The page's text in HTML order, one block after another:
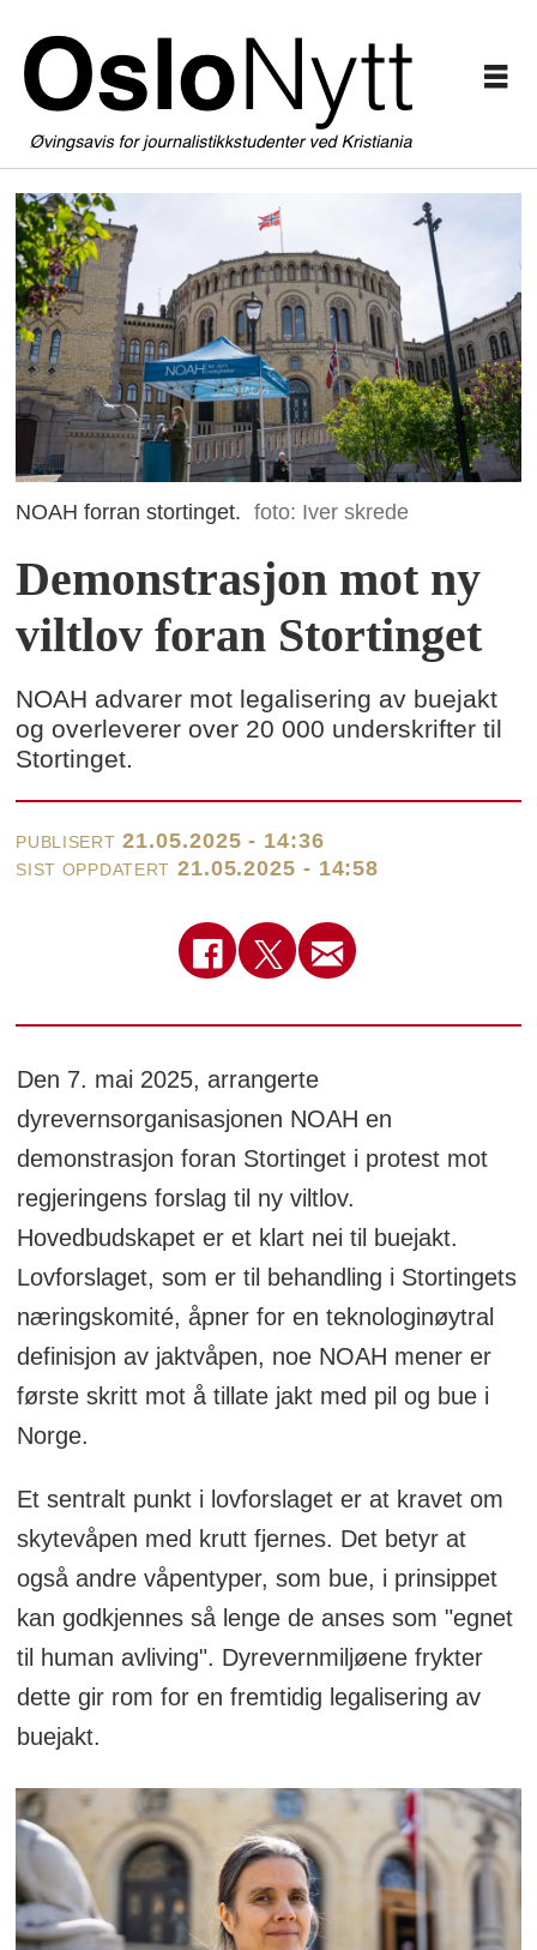
NOAH forran stortinget. foto: Iver skrede
Demonstrasjon mot ny
viltlov foran Stortinget
NOAH advarer mot legalisering av buejakt
og overleverer over 20 000 underskrifter til
Stortinget.
PUBLISERT 21.05.2025 - 14:36
SIST OPPDATERT 21.05.2025 - 14:58
Den 7. mai 2025, arrangerte
dyrevernsorganisasjonen NOAH en
demonstrasjon foran Stortinget i protest mot
regjeringens forslag til ny viltlov.
Hovedbudskapet er et klart nei til buejakt.
Lovforslaget, som er til behandling i Stortingets
næringskomité, åpner for en teknologinøytral
definisjon av jaktvåpen, noe NOAH mener er
første skritt mot å tillate jakt med pil og bue i
Norge.
Et sentralt punkt i lovforslaget er at kravet om
skytevåpen med krutt fjernes. Det betyr at
også andre våpentyper, som bue, i prinsippet
kan godkjennes så lenge de anses som "egnet
til human avliving". Dyrevernmiljøene frykter
dette gir rom for en fremtidig legalisering av
buejakt.